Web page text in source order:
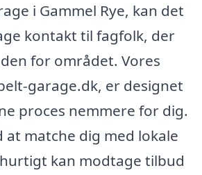
i Gammel Rye, kan det
kontakt til fagfolk, der
for området. Vores
garage.dk, er designet
proces nemmere for dig.
matche dig med lokale
kan modtage tilbud